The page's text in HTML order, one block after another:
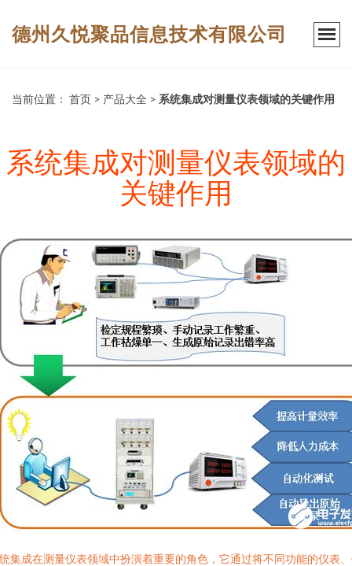
德州久悦聚品信息技术有限公司
当前位置： 首页 > 产品大全 > 系统集成对测量仪表领域的关键作用
系统集成对测量仪表领域的
关键作用
集成在测量仪表领域中扮演着重要的角色，它通过将不同功能的仪表